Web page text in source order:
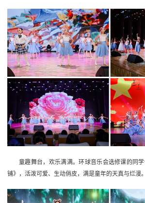
童趣舞台，欢乐满满。环球音乐会选修课的同
铺》，活泼可爱、生动俏皮，满是童年的天真与烂漫。